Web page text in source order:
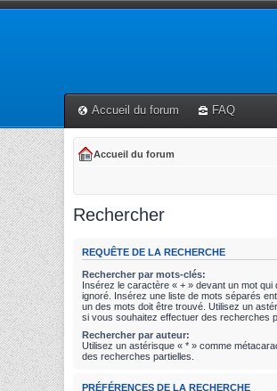
Accueil du forum FAQ
Accueil du forum
Rechercher
REQUÊTE DE LA RECHERCHE
Rechercher par mots-clés:
Insérez le caractère « + » devant un mot
ignoré. Insérez une liste de mots séparés
un des mots doit être trouvé. Utilisez un
si vous souhaitez effectuer des recherches
Rechercher par auteur:
Utilisez un astérisque « * » comme
des recherches partielles.
PRÉFÉRENCES DE LA RECHERCHE